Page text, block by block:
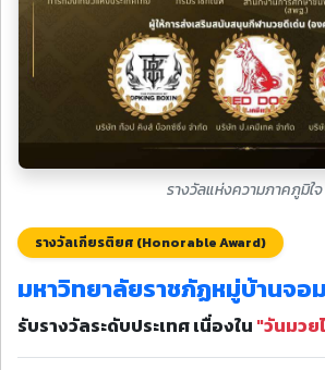
รางวัลแห่งความภาคภูมิใจ
รางวัลเกียรติยศ (Honorable Award)
มหาวิทยาลัยราชภัฏหมู่บ้านจอ
รับรางวัลระดับประเทศ เนื่องใน "วันมวย